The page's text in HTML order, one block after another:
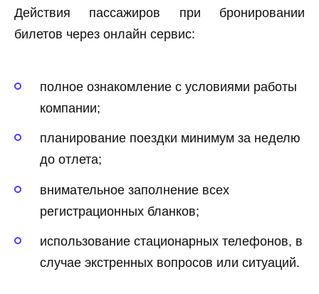
Действия пассажиров при бронировании
билетов через онлайн сервис:
полное ознакомление с условиями работы
компании;
планирование поездки минимум за неделю
до отлета;
внимательное заполнение всех
регистрационных бланков;
использование стационарных телефонов, в
случае экстренных вопросов или ситуаций.